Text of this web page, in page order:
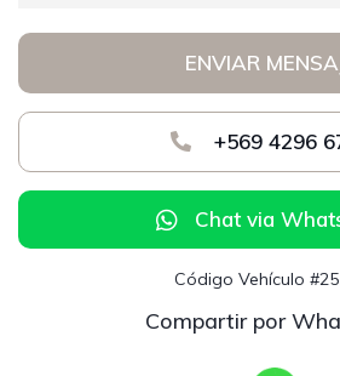
ENVIAR
+569 4296
Chat via
Código Vehículo
Compartir por